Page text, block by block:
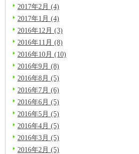
2017年2月 (4)
2017年1月 (4)
2016年12月 (3)
2016年11月 (8)
2016年10月 (10)
2016年9月 (8)
2016年8月 (5)
2016年7月 (6)
2016年6月 (5)
2016年5月 (5)
2016年4月 (5)
2016年3月 (5)
2016年2月 (5)